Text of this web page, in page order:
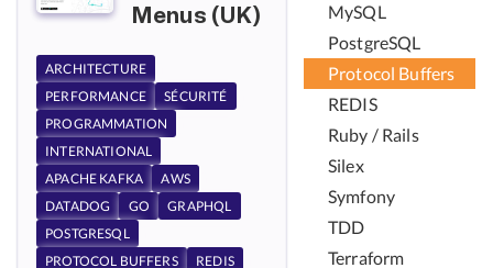
Menus (UK)
ARCHITECTURE
PERFORMANCE
SÉCURITÉ
PROGRAMMATION
INTERNATIONAL
APACHE KAFKA
AWS
DATADOG
GO
GRAPHQL
POSTGRESQL
PROTOCOL BUFFERS
REDIS
MySQL
PostgreSQL
Protocol Buffers
REDIS
Ruby / Rails
Silex
Symfony
TDD
Terraform